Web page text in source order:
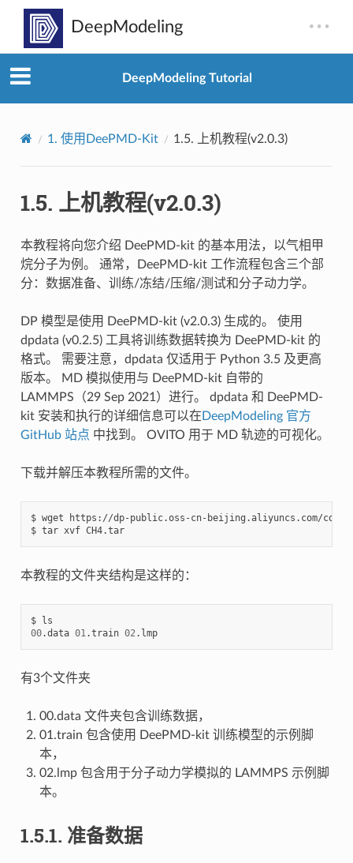
DeepModeling Tutorial
1. 使用DeePMD-Kit 1.5. 上机教程(v2.0.3)
1.5. 上机教程(v2.0.3)
本教程将向您介绍 DeePMD-kit 的基本用法，以气相甲
烷分子为例。 通常，DeePMD-kit 工作流程包含三个部
分：数据准备、训练/冻结/压缩/测试和分子动力学。
DP 模型是使用 DeePMD-kit (v2.0.3) 生成的。 使用
dpdata (v0.2.5) 工具将训练数据转换为 DeePMD-kit 的
格式。 需要注意，dpdata 仅适用于 Python 3.5 及更高
版本。 MD 模拟使用与 DeePMD-kit 自带的
LAMMPS（29 Sep 2021）进行。 dpdata 和 DeePMD-
kit 安装和执行的详细信息可以在 DeepModeling 官方
GitHub 站点 中找到。 OVITO 用于 MD 轨迹的可视化。
下载并解压本教程所需的文件。
$ wget https://dp-public.oss-cn-beijing.aliyuncs.com/
$ tar xvf CH4.tar
本教程的文件夹结构是这样的：
00.data 01.train 02 .lmp
有3个文件夹
00.data 文件夹包含训练数据，
01.train 包含使用 DeePMD-kit 训练模型的示例脚
本，
02.lmp 包含用于分子动力学模拟的 LAMMPS 示例脚
本。
1.5.1. 准备数据